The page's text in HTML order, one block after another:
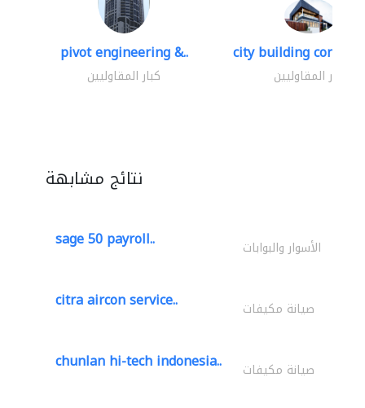
pivot engineering &..
كبار المقاوليين
city building
كبار المقاوليين
نتائج مشابهة
sage 50 payroll.. الأسوار والبوابات
citra aircon service.. صيانة مكيفات
chunlan hi-tech indonesia.. صيانة مكيفات